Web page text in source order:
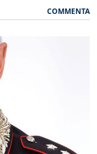
COMMENTA